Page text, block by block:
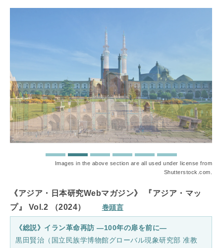
Images in the above section are all used under license from
Shutterstock.com.
《アジア・日本研究Webマガジン》 『アジア・マッ
プ』 Vol.2 （2024） 巻頭言
《総説》イラン革命再訪 —100年の扉を前に—
黒田賢治（国立民族学博物館グローバル現象研究部 准教